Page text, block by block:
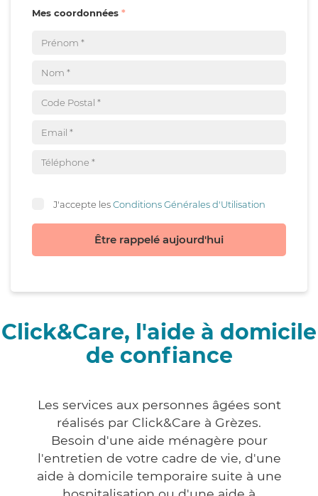
Mes coordonnées
J'accepte lesConditions Générales d'Utilisation
Être rappelé aujourd'hui
Click&Care, l'aide à domicile
de confiance
Les services aux personnes âgées sont
réalisés par Click&Care à Grèzes.
Besoin d'une aide ménagère pour
l'entretien de votre cadre de vie, d'une
aide à domicile temporaire suite à une